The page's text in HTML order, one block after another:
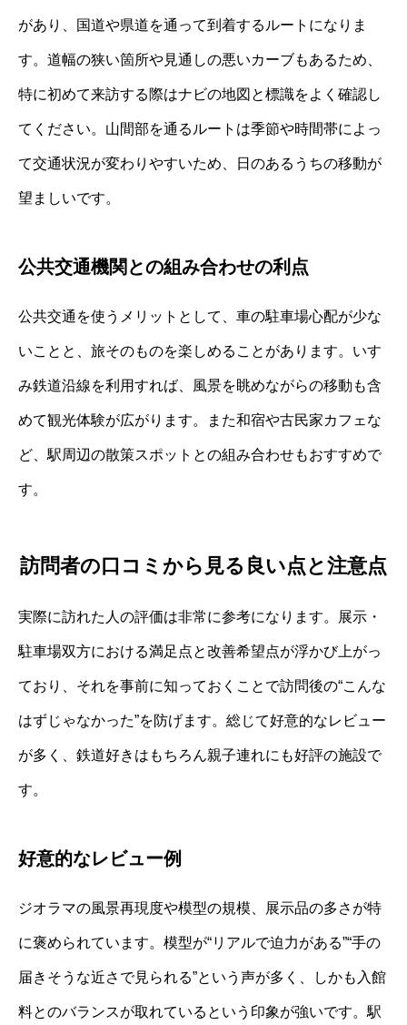
があり、国道や県道を通って到着するルートになりま
す。道幅の狭い箇所や見通しの悪いカーブもあるため、
特に初めて来訪する際はナビの地図と標識をよく確認し
てください。山間部を通るルートは季節や時間帯によっ
て交通状況が変わりやすいため、日のあるうちの移動が
望ましいです。
公共交通機関との組み合わせの利点
公共交通を使うメリットとして、車の駐車場心配が少な
いことと、旅そのものを楽しめることがあります。いす
み鉄道沿線を利用すれば、風景を眺めながらの移動も含
めて観光体験が広がります。また和宿や古民家カフェな
ど、駅周辺の散策スポットとの組み合わせもおすすめで
す。
訪問者の口コミから見る良い点と注意点
実際に訪れた人の評価は非常に参考になります。展示・
駐車場双方における満足点と改善希望点が浮かび上がっ
ており、それを事前に知っておくことで訪問後の“こんな
はずじゃなかった”を防げます。総じて好意的なレビュー
が多く、鉄道好きはもちろん親子連れにも好評の施設で
す。
好意的なレビュー例
ジオラマの風景再現度や模型の規模、展示品の多さが特
に褒められています。模型が“リアルで迫力がある”“手の
届きそうな近さで見られる”という声が多く、しかも入館
料とのバランスが取れているという印象が強いです。駅